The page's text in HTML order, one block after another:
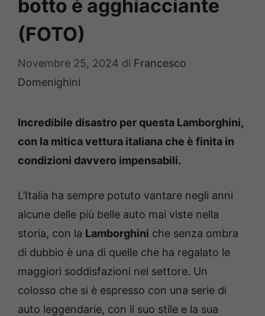
botto è agghiacciante
(FOTO)
Novembre 25, 2024 di Francesco
Domenighini
Incredibile disastro per questa Lamborghini,
con la mitica vettura italiana che è finita in
condizioni davvero impensabili.
L’Italia ha sempre potuto vantare negli anni
alcune delle più belle auto mai viste nella
storia, con la Lamborghini che senza ombra
di dubbio è una di quelle che ha regalato le
maggiori soddisfazioni nel settore. Un
colosso che si è espresso con una serie di
auto leggendarie, con il suo stile e la sua